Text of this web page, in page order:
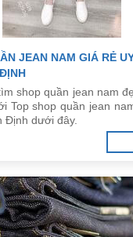
JEAN NAM GIÁ RẺ
shop quần jean nam
Top shop quần jean
Định dưới đây.